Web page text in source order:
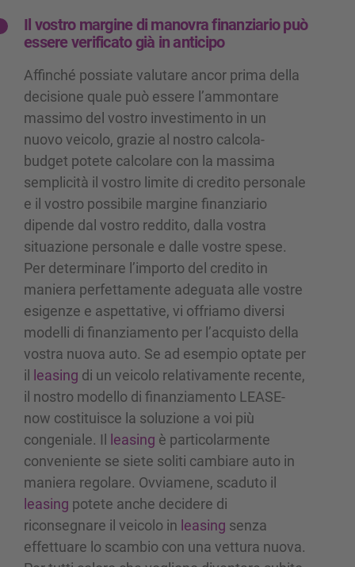
Il vostro margine di manovra finanziario può
essere verificato già in anticipo
Affinché possiate valutare ancor prima della
decisione quale può essere l’ammontare
massimo del vostro investimento in un
nuovo veicolo, grazie al nostro calcola-
budget potete calcolare con la massima
semplicità il vostro limite di credito personale
e il vostro possibile margine finanziario
dipende dal vostro reddito, dalla vostra
situazione personale e dalle vostre spese.
Per determinare l’importo del credito in
maniera perfettamente adeguata alle vostre
esigenze e aspettative, vi offriamo diversi
modelli di finanziamento per l’acquisto della
vostra nuova auto. Se ad esempio optate per
il leasing di un veicolo relativamente recente,
il nostro modello di finanziamento LEASE-
now costituisce la soluzione a voi più
congeniale. Il leasing è particolarmente
conveniente se siete soliti cambiare auto in
maniera regolare. Ovviamene, scaduto il
leasing potete anche decidere di
riconsegnare il veicolo in leasing senza
effettuare lo scambio con una vettura nuova.